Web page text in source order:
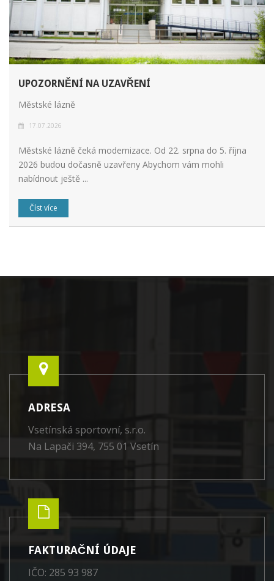
UPOZORNĚNÍ NA UZAVŘENÍ
Městské lázně
17.07.2026
Městské lázně čeká modernizace. Od 22. srpna do 5. října
2026 budou dočasně uzavřeny Abychom vám mohli
nabídnout ještě ...
Číst více
ADRESA
Vsetínská sportovní, s.r.o.
Na Lapači 394, 755 01 Vsetín
FAKTURAČNÍ ÚDAJE
IČO: 285 93 987